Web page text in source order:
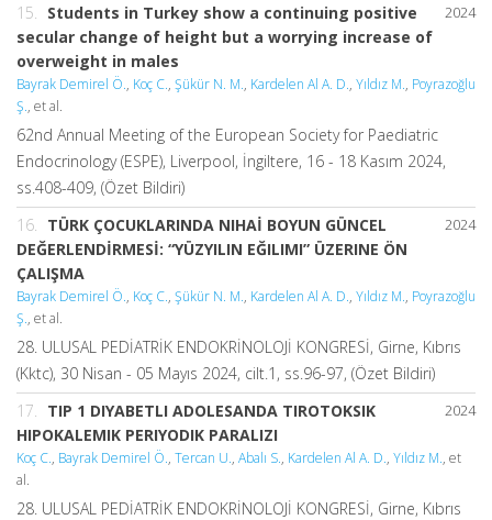
2024
15.
Students in Turkey show a continuing positive
secular change of height but a worrying increase of
overweight in males
Bayrak Demirel Ö., Koç C., Şükür N. M., Kardelen Al A. D., Yıldız M., Poyrazoğlu
Ş., et al.
62nd Annual Meeting of the European Society for Paediatric
Endocrinology (ESPE), Liverpool, İngiltere, 16 - 18 Kasım 2024,
ss.408-409, (Özet Bildiri)
2024
16.
TÜRK ÇOCUKLARINDA NIHAİ BOYUN GÜNCEL
DEĞERLENDİRMESİ: “YÜZYILIN EĞILIMI” ÜZERINE ÖN
ÇALIŞMA
Bayrak Demirel Ö., Koç C., Şükür N. M., Kardelen Al A. D., Yıldız M., Poyrazoğlu
Ş., et al.
28. ULUSAL PEDİATRİK ENDOKRİNOLOJİ KONGRESİ, Girne, Kıbrıs
(Kktc), 30 Nisan - 05 Mayıs 2024, cilt.1, ss.96-97, (Özet Bildiri)
2024
17.
TIP 1 DIYABETLI ADOLESANDA TIROTOKSIK
HIPOKALEMIK PERIYODIK PARALIZI
Koç C., Bayrak Demirel Ö., Tercan U., Abalı S., Kardelen Al A. D., Yıldız M., et
al.
28. ULUSAL PEDİATRİK ENDOKRİNOLOJİ KONGRESİ, Girne, Kıbrıs